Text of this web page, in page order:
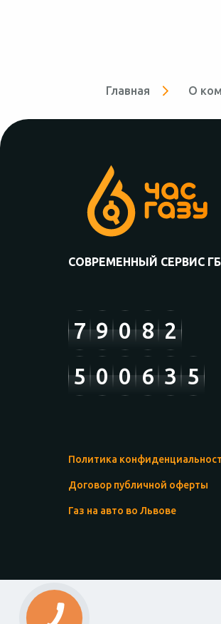
Главная О
СОВРЕМЕННЫЙ СЕРВИС
7 9 0 8 2
5 0 0 6 3 5
Политика
Договор публичной оферты
Газ на авто во Львове